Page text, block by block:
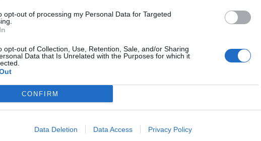
opt-out of processing my Personal Data for Targeted
opt-out of Collection, Use, Retention, Sale, and/or Sharing
Data that Is Unrelated with the Purposes for which it
CONFIRM
Data Deletion Data Access Privacy Policy